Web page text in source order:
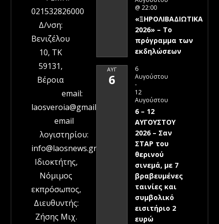
021532826000
Δ/νση:
Βενιζέλου
10, ΤΚ
59131,
Βέροια
email:
laosveroia@gmail.com
email
λογιστηρίου:
info@laosnews.gr
Ιδιοκτήτης,
Νόμιμος
εκπρόσωπος,
Διευθυντής:
Ζήσης Μιχ.
@ 22:00
«ΞΗΡΟΛΙΒΑΔΙΩΤΙΚΑ
2026» – To
πρόγραμμα των
εκδηλώσεων
ΑΥΓ
6
6
Αυγούστου
-
12
Αυγούστου
6 – 12
ΑΥΓΟΥΣΤΟΥ
2026 – Σαν
ΣΤΑΡ του
θερινού
σινεμά, με 7
βραβευμένες
ταινίες και
συμβολικό
εισιτήριο 2
ευρώ